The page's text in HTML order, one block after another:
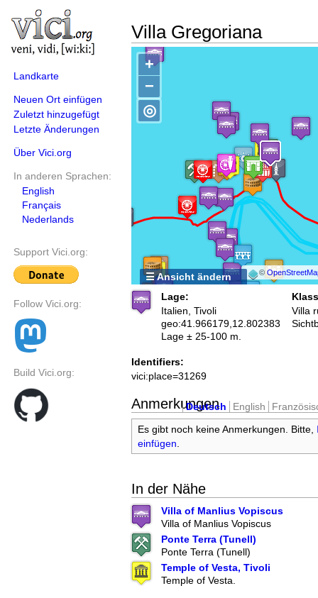
Landkarte
Neuen Ort einfügen
Zuletzt hinzugefügt
Letzte Änderungen
Über Vici.org
In anderen Sprachen:
English
Français
Nederlands
Support Vici.org:
Follow Vici.org:
Build Vici.org:
Villa Gregoriana
+
−
©
◎
☰ Ansicht ändern
Lage:
Italien, Tivoli
geo:41.966179,12.802383
Lage ± 25-100 m.
Villa
Identifiers:
vici:place=31269
Anmerkungen
Deutsch English
Es gibt noch keine Anmerkungen. Bitte,
einfügen
In der Nähe
Villa of Manlius Vopiscus
Villa of Manlius Vopiscus
Ponte Terra (Tunell)
Ponte Terra (Tunell)
Temple of Vesta, Tivoli
Temple of Vesta.